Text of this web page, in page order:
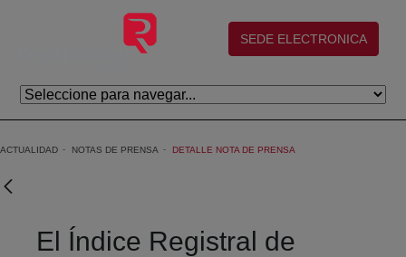
Saltar al contenido principal
(abre en nueva ventana)
SEDE ELECTRONICA
ACTUALIDAD NOTAS DE PRENSA DETALLE NOTA DE PRENSA
El Índice Registral de